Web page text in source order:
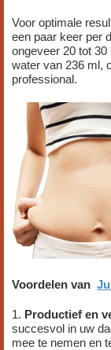
Voor optimale
een paar keer per
ongeveer 20 tot
water van 236 ml,
professional.
Voordelen van
1. Productief en
succesvol in uw
mee te nemen en